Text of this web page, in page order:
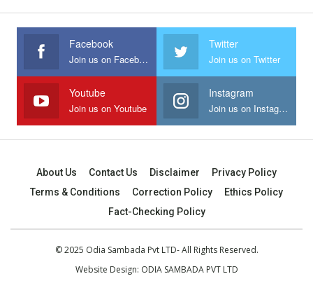
Facebook
Join us on Facebook
Twitter
Join us on Twitter
Youtube
Join us on Youtube
Instagram
Join us on Instagram
About Us Contact Us Disclaimer
Privacy Policy
Terms & Conditions
Correction Policy
Ethics Policy
Fact-Checking Policy
© 2025 Odia Sambada Pvt LTD- All Rights Reserved.
Website Design: ODIA SAMBADA PVT LTD